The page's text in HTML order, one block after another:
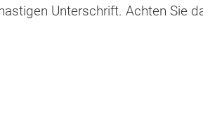
Unterschrift. Achten Sie